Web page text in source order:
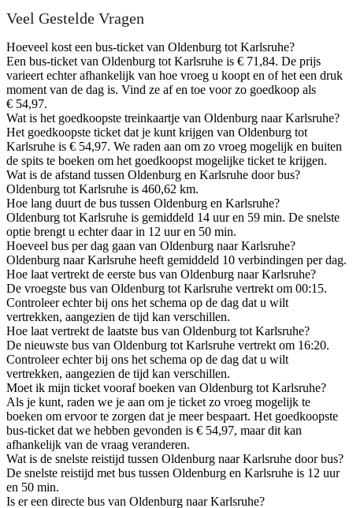
Veel Gestelde Vragen
Hoeveel kost een bus-ticket van Oldenburg tot Karlsruhe?
Een bus-ticket van Oldenburg tot Karlsruhe is € 71,84. De prijs
varieert echter afhankelijk van hoe vroeg u koopt en of het een druk
moment van de dag is. Vind ze af en toe voor zo goedkoop als
€ 54,97.
Wat is het goedkoopste treinkaartje van Oldenburg naar Karlsruhe?
Het goedkoopste ticket dat je kunt krijgen van Oldenburg tot
Karlsruhe is € 54,97. We raden aan om zo vroeg mogelijk en buiten
de spits te boeken om het goedkoopst mogelijke ticket te krijgen.
Wat is de afstand tussen Oldenburg en Karlsruhe door bus?
Oldenburg tot Karlsruhe is 460,62 km.
Hoe lang duurt de bus tussen Oldenburg en Karlsruhe?
Oldenburg tot Karlsruhe is gemiddeld 14 uur en 59 min. De snelste
optie brengt u echter daar in 12 uur en 50 min.
Hoeveel bus per dag gaan van Oldenburg naar Karlsruhe?
Oldenburg naar Karlsruhe heeft gemiddeld 10 verbindingen per dag.
Hoe laat vertrekt de eerste bus van Oldenburg naar Karlsruhe?
De vroegste bus van Oldenburg tot Karlsruhe vertrekt om 00:15.
Controleer echter bij ons het schema op de dag dat u wilt
vertrekken, aangezien de tijd kan verschillen.
Hoe laat vertrekt de laatste bus van Oldenburg tot Karlsruhe?
De nieuwste bus van Oldenburg tot Karlsruhe vertrekt om 16:20.
Controleer echter bij ons het schema op de dag dat u wilt
vertrekken, aangezien de tijd kan verschillen.
Moet ik mijn ticket vooraf boeken van Oldenburg tot Karlsruhe?
Als je kunt, raden we je aan om je ticket zo vroeg mogelijk te
boeken om ervoor te zorgen dat je meer bespaart. Het goedkoopste
bus-ticket dat we hebben gevonden is € 54,97, maar dit kan
afhankelijk van de vraag veranderen.
Wat is de snelste reistijd tussen Oldenburg naar Karlsruhe door bus?
De snelste reistijd met bus tussen Oldenburg en Karlsruhe is 12 uur
en 50 min.
Is er een directe bus van Oldenburg naar Karlsruhe?